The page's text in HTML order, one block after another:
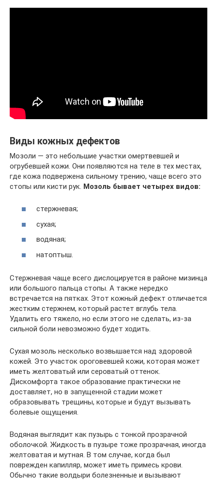
Виды кожных дефектов
Мозоли — это небольшие участки омертвевшей и
огрубевшей кожи. Они появляются на теле в тех местах,
где кожа подвержена сильному трению, чаще всего это
стопы или кисти рук. Мозоль бывает четырех видов:
стержневая;
сухая;
водяная;
натоптыш.
Стержневая чаще всего дислоцируется в районе мизинца
или большого пальца стопы. А также нередко
встречается на пятках. Этот кожный дефект отличается
жестким стержнем, который растет вглубь тела.
Удалить его тяжело, но если этого не сделать, из-за
сильной боли невозможно будет ходить.
Сухая мозоль несколько возвышается над здоровой
кожей. Это участок ороговевшей кожи, которая может
иметь желтоватый или сероватый оттенок.
Дискомфорта такое образование практически не
доставляет, но в запущенной стадии может
образовывать трещины, которые и будут вызывать
болевые ощущения.
Водяная выглядит как пузырь с тонкой прозрачной
оболочкой. Жидкость в пузыре тоже прозрачная, иногда
желтоватая и мутная. В том случае, когда был
поврежден капилляр, может иметь примесь крови.
Обычно такие волдыри болезненные и вызывают